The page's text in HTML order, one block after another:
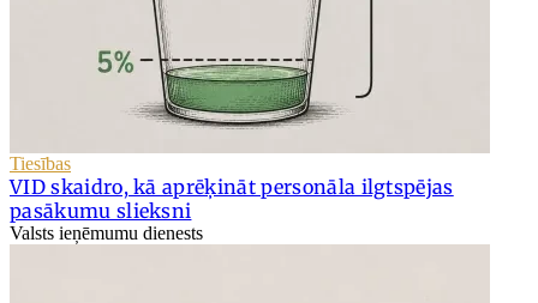
Tiesības
VID skaidro, kā aprēķināt personāla ilgtspējas
pasākumu slieksni
Valsts ieņēmumu dienests